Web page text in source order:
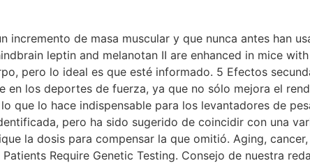
incremento de masa muscular y que nunca antes han
leptin and melanotan II are enhanced in mice
pero lo ideal es que esté informado. 5 Efectos
en los deportes de fuerza, ya que no sólo mejora el
que lo hace indispensable para los levantadores de
pero ha sido sugerido de coincidir con una
la dosis para compensar la que omitió. Aging,
Require Genetic Testing. Consejo de nuestra